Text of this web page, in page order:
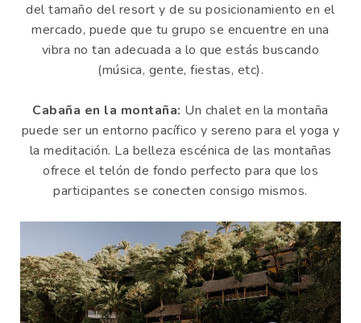
del tamaño del resort y de su posicionamiento en el
mercado, puede que tu grupo se encuentre en una
vibra no tan adecuada a lo que estás buscando
(música, gente, fiestas, etc).
Cabaña en la montaña: Un chalet en la montaña
puede ser un entorno pacífico y sereno para el yoga y
la meditación. La belleza escénica de las montañas
ofrece el telón de fondo perfecto para que los
participantes se conecten consigo mismos.